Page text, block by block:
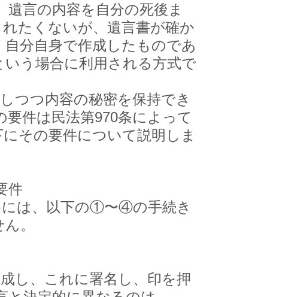
言の内容を自分の死後ま
たくないが、遺言書が確か
分自身で作成したものであ
う場合に利用される方式で
つつ内容の秘密を保持でき
件は民法第970条によって
その要件について説明しま
件
は、以下の①〜④の手続き
。
し、これに署名し、印を押